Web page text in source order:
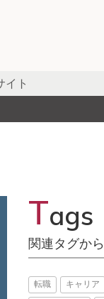
イト
Tags
関連タグか
転職 キャリア